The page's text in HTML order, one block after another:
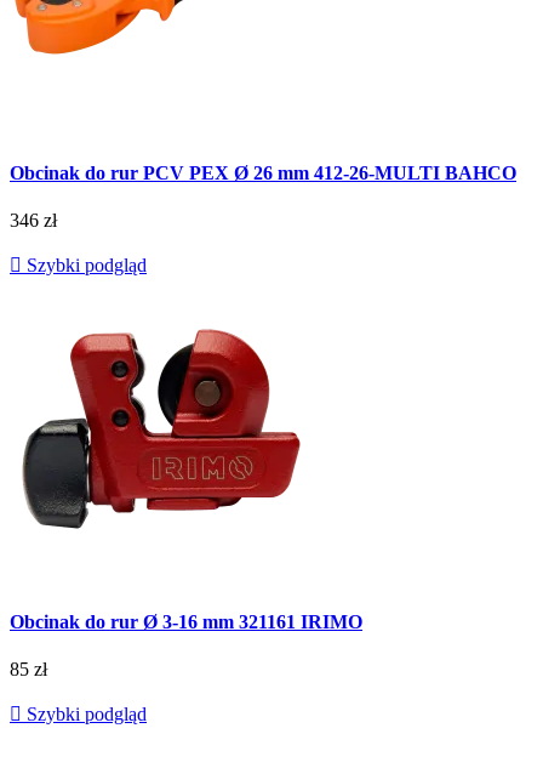
Obcinak do rur PCV PEX Ø 26 mm 412-26-MULTI BAHCO
346 zł
 Szybki podgląd
Obcinak do rur Ø 3-16 mm 321161 IRIMO
85 zł
 Szybki podgląd